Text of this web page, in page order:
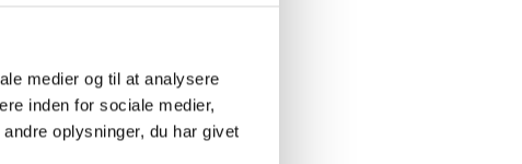
medier og til at analysere
inden for sociale medier,
oplysninger, du har givet
for de
og
derfor i
af de statsligt